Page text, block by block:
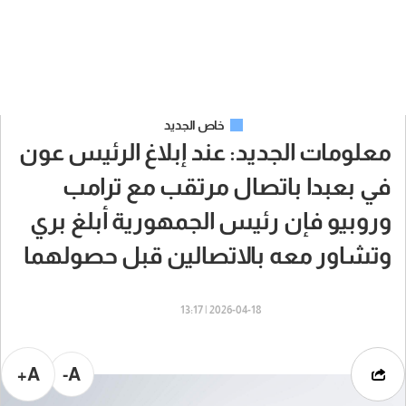
خاص الجديد
معلومات الجديد: عند إبلاغ الرئيس عون
في بعبدا باتصال مرتقب مع ترامب
وروبيو فإن رئيس الجمهورية أبلغ بري
وتشاور معه بالاتصالين قبل حصولهما
2026-04-18 | 13:17
A-
A+